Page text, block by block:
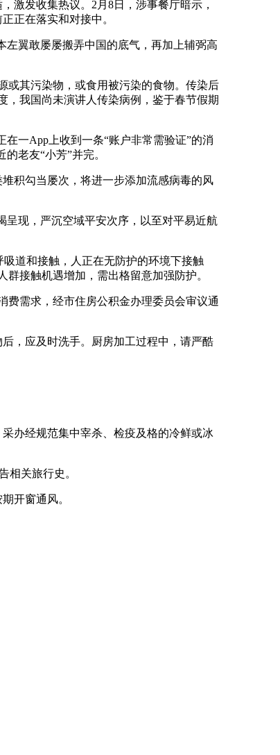
发收集热议。2月8日，涉事餐厅暗示，
正在落实和对接中。
翼敢屡屡搬弄中国的底气，再加上辅弼高
其污染物，或食用被污染的食物。传染后
，我国尚未演讲人传染病例，鉴于春节假期
一App上收到一条“账户非常需验证”的消
老友“小芳”并完。
积勾当屡次，将进一步添加流感病毒的风
现，严沉空域平安次序，以至对平易近航
道和接触，人正在无防护的环境下接触
接触机遇增加，需出格留意加强防护。
需求，经市住房公积金办理委员会审议通
，应及时洗手。厨房加工过程中，请严酷
办经规范集中宰杀、检疫及格的冷鲜或冰
关旅行史。
开窗通风。